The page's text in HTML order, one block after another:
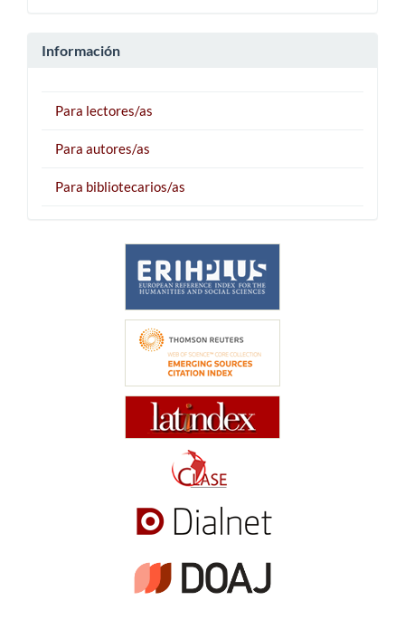
Información
Para lectores/as
Para autores/as
Para bibliotecarios/as